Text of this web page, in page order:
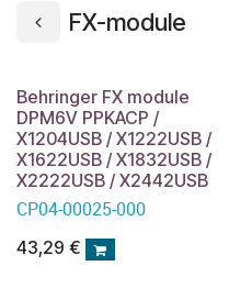
FX-module
Behringer FX module
DPM6V PPKACP /
X1204USB / X1222USB /
X1622USB / X1832USB /
X2222USB / X2442USB
CP04-00025-000
43,29 €